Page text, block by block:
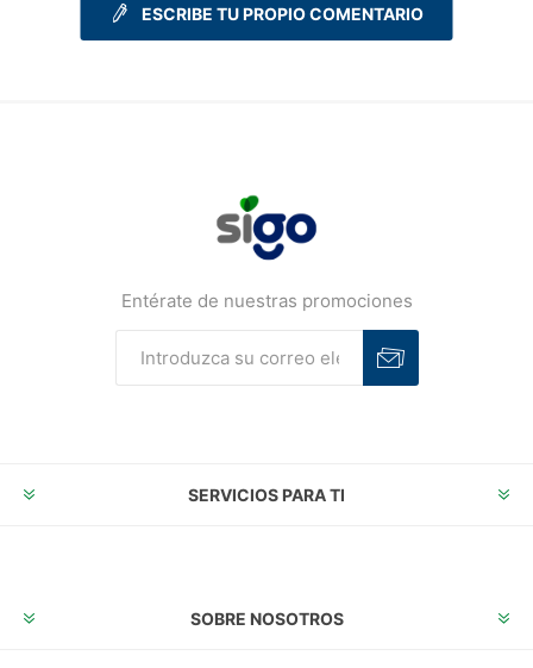
ESCRIBE TU PROPIO COMENTARIO
Entérate de nuestras promociones
SERVICIOS PARA TI
SOBRE NOSOTROS